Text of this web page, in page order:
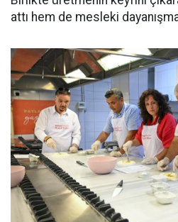
attı hem de mesleki